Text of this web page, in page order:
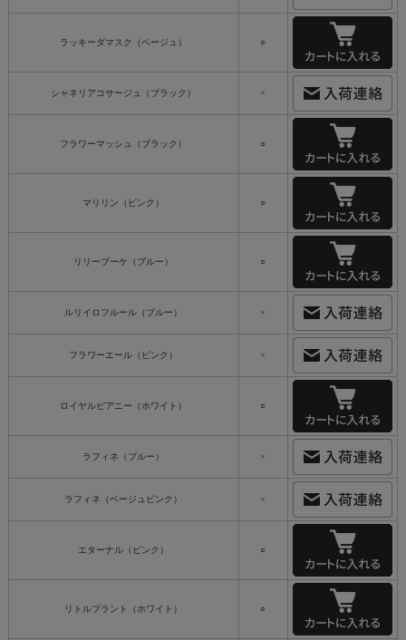
ラッキーダマスク（ベージュ） ○
シャネリアコサージュ（ブラック） ×
フラワーマッシュ（ブラック） ○
マリリン（ピンク） ○
リリーブーケ（ブルー） ○
ルリイロフルール（ブルー） ×
フラワーエール（ピンク） ×
ロイヤルピアニー（ホワイト） ○
ラフィネ（ブルー） ×
ラフィネ（ベージュピンク） ×
エターナル（ピンク） ○
リトルプラント（ホワイト） ○